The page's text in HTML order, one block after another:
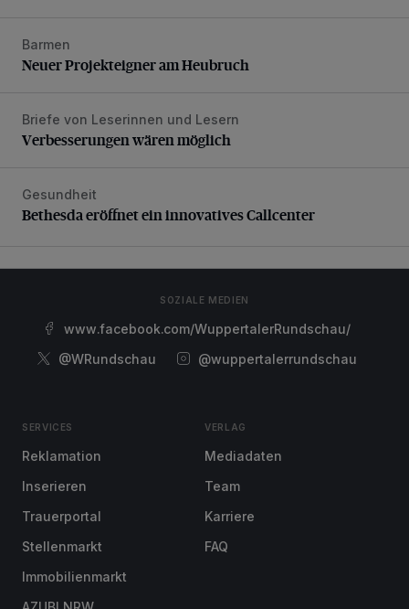
Neuer Projekteigner am Heubruch
Barmen
Neuer Projekteigner am Heubruch
Verbesserungen wären möglich
Briefe von Leserinnen und Lesern
Verbesserungen wären möglich
Bethesda eröffnet ein innovatives Callcenter
Gesundheit
Bethesda eröffnet ein innovatives Callcenter
SOZIALE MEDIEN
www.facebook.com/WuppertalerRundschau/
@WRundschau
@wuppertalerrundschau
SERVICES
Reklamation
Inserieren
Trauerportal
Stellenmarkt
Immobilienmarkt
VERLAG
Mediadaten
Team
Karriere
FAQ